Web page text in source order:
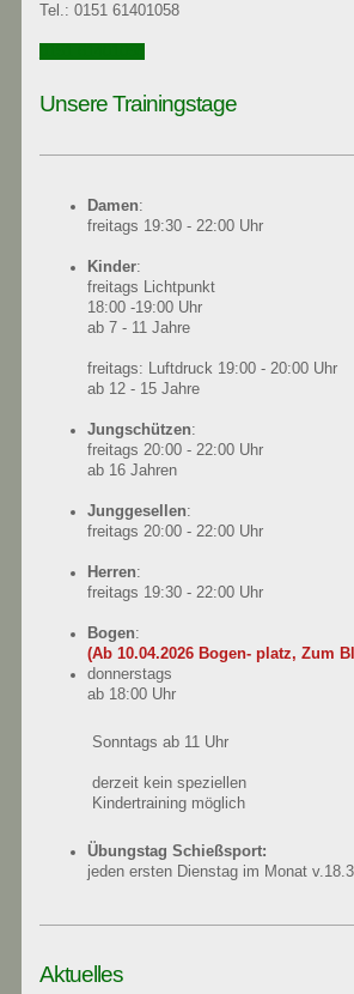
Tel.: 0151 61401058
Unsere Trainingstage
Damen:
freitags 19:30 - 22:00 Uhr
Kinder:
freitags Lichtpunkt
18:00 -19:00 Uhr
ab 7 - 11 Jahre
freitags: Luftdruck 19:00 - 20:00 Uhr
ab 12 - 15 Jahre
Jungschützen:
freitags 20:00 - 22:00 Uhr
ab 16 Jahren
Junggesellen:
freitags 20:00 - 22:00 Uhr
Herren:
freitags 19:30 - 22:00 Uhr
Bogen:
(Ab 10.04.2026 Bogen- platz, Zum
donnerstags
ab 18:00 Uhr
Sonntags ab 11 Uhr
derzeit kein speziellen
Kindertraining möglich
Übungstag Schießsport:
jeden ersten Dienstag im Monat
Aktuelles